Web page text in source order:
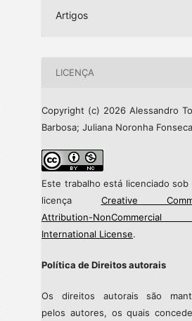
Artigos
LICENÇA
Copyright (c) 2026 Alessandro
Barbosa; Juliana Noronha Fonseca
Este trabalho está licenciado sob
licença Creative
Attribution-NonCommercial
International License.
Política de Direitos autorais
Os direitos autorais são
pelos autores, os quais